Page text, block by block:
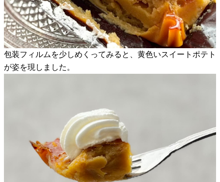
包装フィルムを少しめくってみると、黄色いスイートポテト
が姿を現しました。